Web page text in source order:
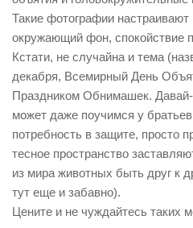
Такие фотографии
окружающий фон, спокойствие
Кстати, не случайна и тема
декабря, Всемирный День
Праздником Обнимашек.
может даже поучимся у
потребность в защите, просто
тесное пространство
из мира животных быть друг к
тут еще и забавно).
Цените и не чуждайтесь таких